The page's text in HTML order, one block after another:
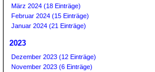
März 2024 (18 Einträge)
Februar 2024 (15 Einträge)
Januar 2024 (21 Einträge)
2023
Dezember 2023 (12 Einträge)
November 2023 (6 Einträge)